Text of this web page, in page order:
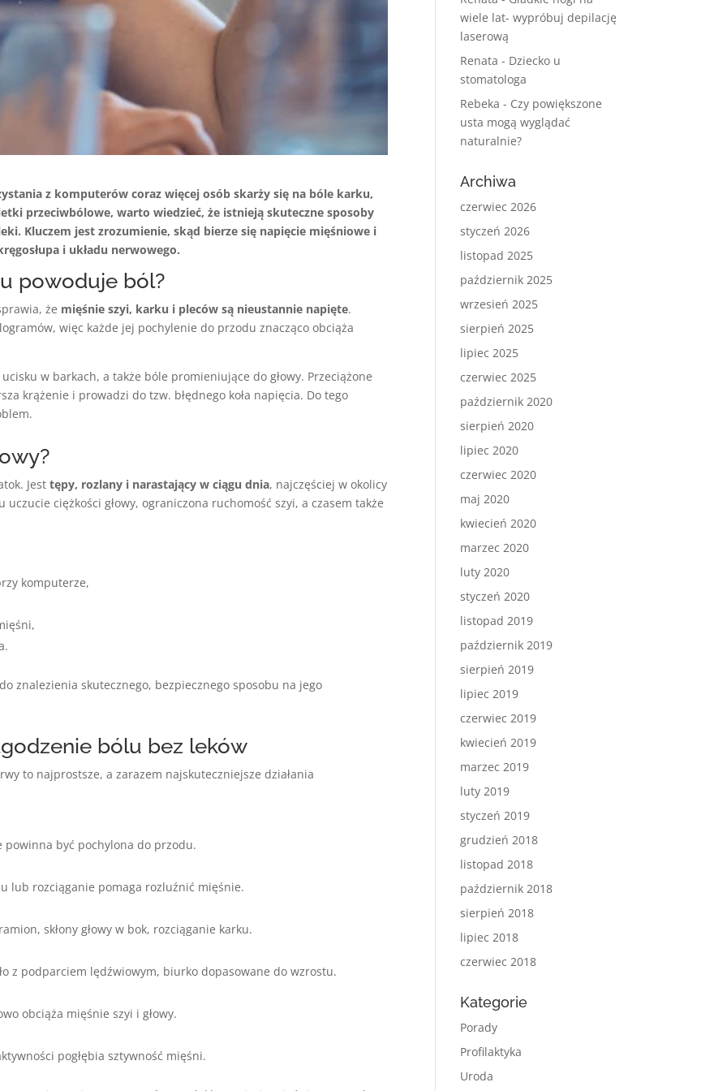
z komputerów coraz więcej osób skarży się na bóle karku,
przeciwbólowe, warto wiedzieć, że istnieją skuteczne sposoby
Kluczem jest zrozumienie, skąd bierze się napięcie mięśniowe i
i układu nerwowego.
powoduje ból?
że mięśnie szyi, karku i pleców są nieustannie napięte.
więc każde jej pochylenie do przodu znacząco obciąża
w barkach, a także bóle promieniujące do głowy. Przeciążone
krążenie i prowadzi do tzw. błędnego koła napięcia. Do tego
Jesttępy, rozlany i narastający w ciągu dnia, najczęściej w okolicy
ciężkości głowy, ograniczona ruchomość szyi, a czasem także
komputerze,
znalezienia skutecznego, bezpiecznego sposobu na jego
bólu bez leków
to najprostsze, a zarazem najskuteczniejsze działania
powinna być pochylona do przodu.
lub rozciąganie pomaga rozluźnić mięśnie.
skłony głowy w bok, rozciąganie karku.
z podparciem lędźwiowym, biurko dopasowane do wzrostu.
obciąża mięśnie szyi i głowy.
pogłębia sztywność mięśni.
wiele lat- wypróbuj depilację
laserową
Renata - Dziecko u
stomatologa
Rebeka - Czy powiększone
usta mogą wyglądać
naturalnie?
Archiwa
czerwiec 2026
styczeń 2026
listopad 2025
październik 2025
wrzesień 2025
sierpień 2025
lipiec 2025
czerwiec 2025
październik 2020
sierpień 2020
lipiec 2020
czerwiec 2020
maj 2020
kwiecień 2020
marzec 2020
luty 2020
styczeń 2020
listopad 2019
październik 2019
sierpień 2019
lipiec 2019
czerwiec 2019
kwiecień 2019
marzec 2019
luty 2019
styczeń 2019
grudzień 2018
listopad 2018
październik 2018
sierpień 2018
lipiec 2018
czerwiec 2018
Kategorie
Porady
Profilaktyka
Uroda